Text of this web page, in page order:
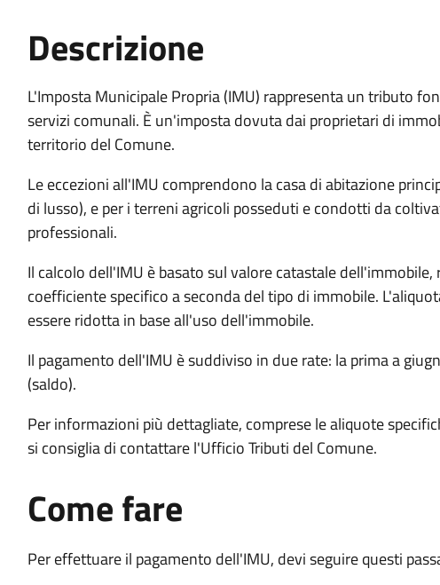
Descrizione
L'Imposta Municipale Propria (IMU) rappresenta un tributo
servizi comunali. È un'imposta dovuta dai proprietari di
territorio del Comune.
Le eccezioni all'IMU comprendono la casa di abitazione
di lusso), e per i terreni agricoli posseduti e condotti da
professionali.
Il calcolo dell'IMU è basato sul valore catastale
coefficiente specifico a seconda del tipo di immobile.
essere ridotta in base all'uso dell'immobile.
Il pagamento dell'IMU è suddiviso in due rate: la prima a
(saldo).
Per informazioni più dettagliate, comprese le aliquote
si consiglia di contattare l'Ufficio Tributi del Comune.
Come fare
Per effettuare il pagamento dell'IMU, devi seguire questi